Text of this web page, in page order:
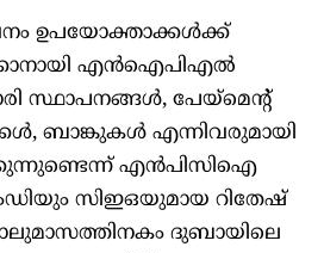
ഉപയോക്താക്കള്‍ക്ക്
എന്‍ഐപിഎല്‍
സ്ഥാപനങ്ങള്‍, പേയ്‌മെന്റ്
ബാങ്കുകള്‍ എന്നിവരുമായി
എന്‍പിസിഐ
സിഇഒയുമായ റിതേഷ്
ദുബായിലെ